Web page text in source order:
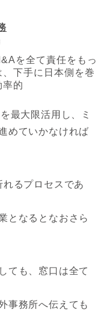
を全て責任をもっ
下手に日本側を巻
率的
最大限活用し、ミ
めていかなければ
るプロセスであ
となるとなおさら
ても、窓口は全て
事務所へ伝えても